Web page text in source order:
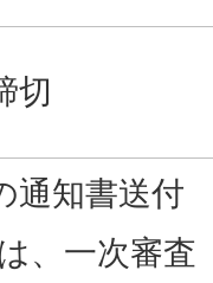
切
通知書送付
、一次審査